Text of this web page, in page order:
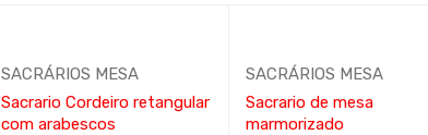
SACRÁRIOS MESA
Sacrario Cordeiro retangular
com arabescos
SACRÁRIOS MESA
Sacrario de mesa
marmorizado